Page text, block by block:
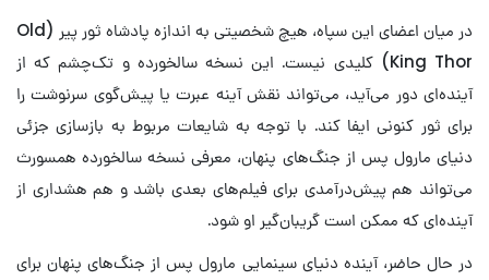
در میان اعضای این سپاه، هیچ شخصیتی به اندازه پادشاه ثور پیر (Old
King Thor) کلیدی نیست. این نسخه سالخورده و تک‌چشم که از
آینده‌ای دور می‌آید، می‌تواند نقش آینه عبرت یا پیش‌گوی سرنوشت را
برای ثور کنونی ایفا کند. با توجه به شایعات مربوط به بازسازی جزئی
دنیای مارول پس از جنگ‌های پنهان، معرفی نسخه سالخورده همسورث
می‌تواند هم پیش‌درآمدی برای فیلم‌های بعدی باشد و هم هشداری از
آینده‌ای که ممکن است گریبان‌گیر او شود.
در حال حاضر، آینده دنیای سینمایی مارول پس از جنگ‌های پنهان برای